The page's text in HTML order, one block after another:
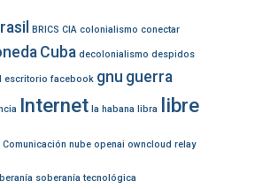
BRICS CIA colonialismo conectar
Cuba decolonialismo despidos
escritorio facebook gnu guerra
Internet la habana libra libre
nube openai owncloud relay
soberanía tecnológica